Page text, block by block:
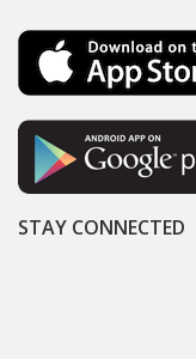
STAY CONNECTED